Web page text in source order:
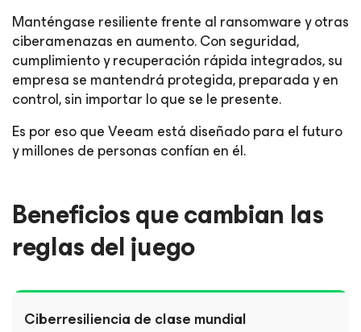
Manténgase resiliente frente al ransomware y otras
ciberamenazas en aumento. Con seguridad,
cumplimiento y recuperación rápida integrados, su
empresa se mantendrá protegida, preparada y en
control, sin importar lo que se le presente.
Es por eso que Veeam está diseñado para el futuro
y millones de personas confían en él.
Beneficios que cambian las
reglas del juego
Ciberresiliencia de clase mundial